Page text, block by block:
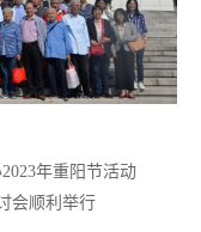
年重阳节活动
会顺利举行